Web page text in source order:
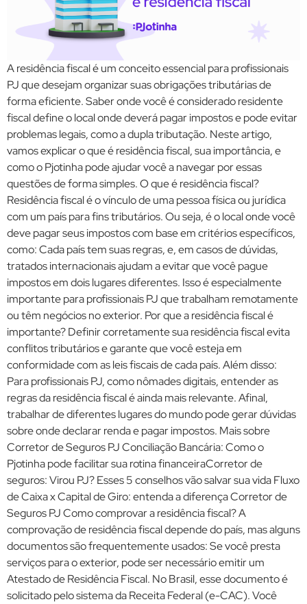
A residência fiscal é um conceito essencial para profissionais
PJ que desejam organizar suas obrigações tributárias de
forma eficiente. Saber onde você é considerado residente
fiscal define o local onde deverá pagar impostos e pode evitar
problemas legais, como a dupla tributação. Neste artigo,
vamos explicar o que é residência fiscal, sua importância, e
como o Pjotinha pode ajudar você a navegar por essas
questões de forma simples. O que é residência fiscal?
Residência fiscal é o vínculo de uma pessoa física ou jurídica
com um país para fins tributários. Ou seja, é o local onde você
deve pagar seus impostos com base em critérios específicos,
como: Cada país tem suas regras, e, em casos de dúvidas,
tratados internacionais ajudam a evitar que você pague
impostos em dois lugares diferentes. Isso é especialmente
importante para profissionais PJ que trabalham remotamente
ou têm negócios no exterior. Por que a residência fiscal é
importante? Definir corretamente sua residência fiscal evita
conflitos tributários e garante que você esteja em
conformidade com as leis fiscais de cada país. Além disso:
Para profissionais PJ, como nômades digitais, entender as
regras da residência fiscal é ainda mais relevante. Afinal,
trabalhar de diferentes lugares do mundo pode gerar dúvidas
sobre onde declarar renda e pagar impostos. Mais sobre
Corretor de Seguros PJ Conciliação Bancária: Como o
Pjotinha pode facilitar sua rotina financeiraCorretor de
seguros: Virou PJ? Esses 5 conselhos vão salvar sua vida Fluxo
de Caixa x Capital de Giro: entenda a diferença Corretor de
Seguros PJ Como comprovar a residência fiscal? A
comprovação de residência fiscal depende do país, mas alguns
documentos são frequentemente usados: Se você presta
serviços para o exterior, pode ser necessário emitir um
Atestado de Residência Fiscal. No Brasil, esse documento é
solicitado pelo sistema da Receita Federal (e-CAC). Você